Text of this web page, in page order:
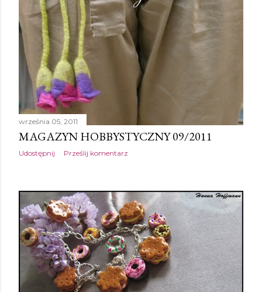
września 05, 2011
MAGAZYN HOBBYSTYCZNY 09/2011
Udostępnij Prześlij komentarz